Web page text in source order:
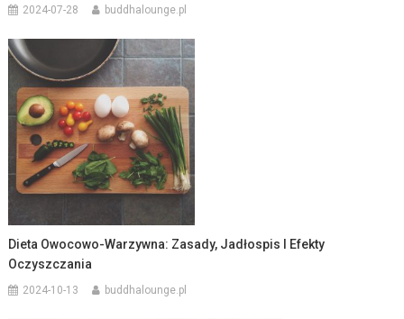
2024-07-28 buddhalounge.pl
Dieta Owocowo-Warzywna: Zasady, Jadłospis I Efekty
Oczyszczania
2024-10-13 buddhalounge.pl